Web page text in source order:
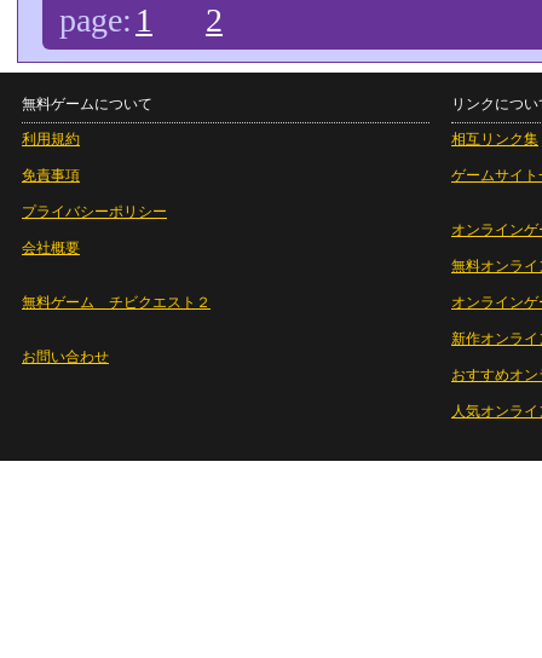
page: 1 2
無料ゲームについて
利用規約
免責事項
プライバシーポリシー
会社概要
無料ゲーム チビクエスト２
お問い合わせ
リンクについ
相互リンク集
ゲームサイト
オンラインゲ
無料オンライ
オンライン
新作オンライ
おすすめオ
人気オンラ